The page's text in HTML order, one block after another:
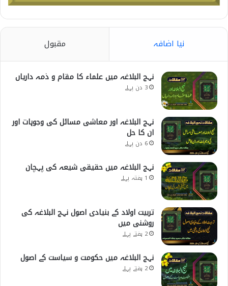
نیا اضافہ مقبول
نہج البلاغہ میں علماء کا مقام و ذمہ داریاں
3 دن پہلے
نہج البلاغہ اور معاشی مسائل کی وجوہات اور
ان کا حل
6 دن پہلے
نہج البلاغہ میں حقیقی شیعہ کی پہچان
1 ہفتہ پہلے
تربیت اولاد کے بنیادی اصول نہج البلاغہ کی
روشنی میں
2 ہفتے پہلے
نہج البلاغہ میں حکومت و سیاست کے اصول
2 ہفتے پہلے